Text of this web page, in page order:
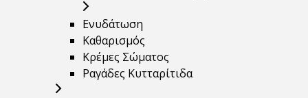
Ενυδάτωση
Καθαρισμός
Κρέμες Σώματος
Ραγάδες Κυτταρίτιδα